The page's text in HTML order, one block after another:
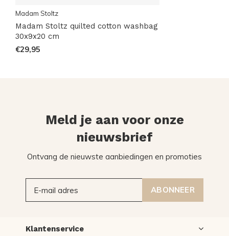
Madam Stoltz
Madam Stoltz quilted cotton washbag
30x9x20 cm
€29,95
Meld je aan voor onze
nieuwsbrief
Ontvang de nieuwste aanbiedingen en promoties
ABONNEER
Klantenservice